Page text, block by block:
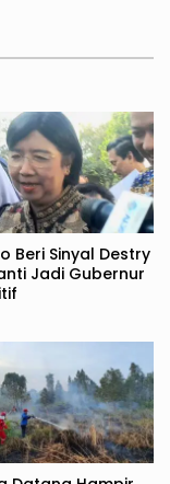
Beri Sinyal Destry
Jadi Gubernur